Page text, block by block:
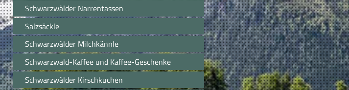
Schwarzwälder Narrentassen
Salzsäckle
Schwarzwälder Milchkännle
Schwarzwald-Kaffee und Kaffee-Geschenke
Schwarzwälder Kirschkuchen